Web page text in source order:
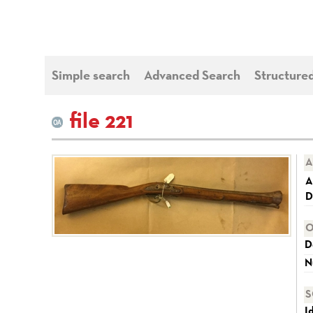
Simple search Advanced Search
file 221